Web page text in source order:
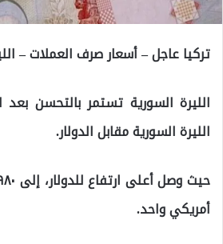
تركيا عاجل – أسعار صرف العملات –
الليرة السورية تستمر بالتحسن بعد
الليرة السورية مقابل الدولار.
أمريكي واحد.